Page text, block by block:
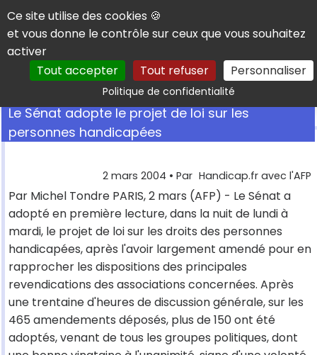
Panneau de gestion des cookies
Ce site utilise des cookies 🍪
et vous donne le contrôle sur ceux que vous souhaitez
activer
Tout accepter
Tout refuser Personnaliser
Politique de confidentialitéRechercher
Le Sénat adopte le projet de loi sur les
personnes handicapées
2 mars 2004 • Par Handicap.fr avec l'AFP
Par Michel Tondre PARIS, 2 mars (AFP) - Le Sénat a
adopté en première lecture, dans la nuit de lundi à
mardi, le projet de loi sur les droits des personnes
handicapées, après l'avoir largement amendé pour en
rapprocher les dispositions des principales
revendications des associations concernées. Après
une trentaine d'heures de discussion générale, sur les
465 amendements déposés, plus de 150 ont été
adoptés, venant de tous les groupes politiques, dont